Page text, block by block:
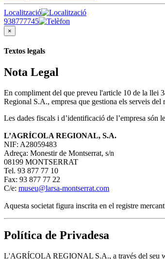
Localització
938777745
×
Textos legals
Nota Legal
En compliment del que preveu l'article 10 de la llei
Regional S.A., empresa que gestiona els serveis
Les dades fiscals i d’identificació de l’empresa són
L’AGRÍCOLA REGIONAL, S.A.
NIF: A28059483
Adreça: Monestir de Montserrat, s/n
08199 MONTSERRAT
Tel. 93 877 77 10
Fax: 93 877 77 22
C/e: museu@larsa-montserrat.com
Aquesta societat figura inscrita en el registre
Política de Privadesa
L'AGRÍCOLA REGIONAL S.A., a través del seu